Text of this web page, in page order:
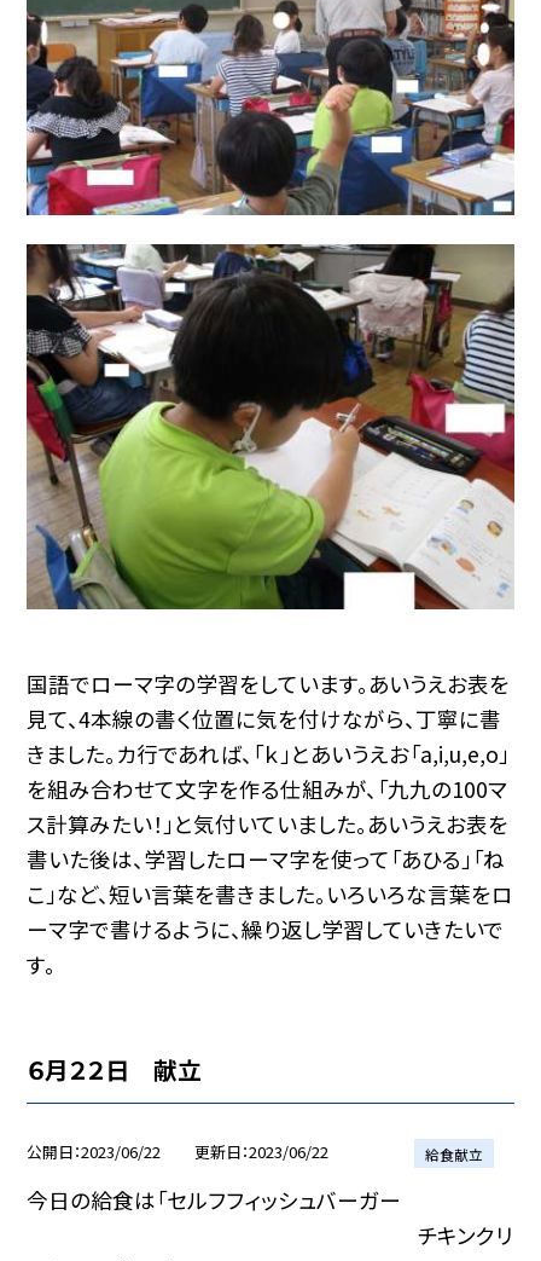
国語でローマ字の学習をしています。あいうえお表を
見て、4本線の書く位置に気を付けながら、丁寧に書
きました。カ行であれば、「ｋ」とあいうえお「a,i,u,e,o」
を組み合わせて文字を作る仕組みが、「九九の100マ
ス計算みたい！」と気付いていました。あいうえお表を
書いた後は、学習したローマ字を使って「あひる」「ね
こ」など、短い言葉を書きました。いろいろな言葉をロ
ーマ字で書けるように、繰り返し学習していきたいで
す。
６月２２日 献立
公開日 2023/06/22 更新日 2023/06/22 給食献立
今日の給食は「セルフフィッシュバーガー
チキンクリ